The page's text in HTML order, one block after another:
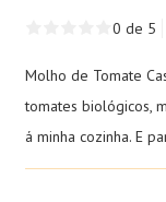
0 de 5
Molho de Tomate
tomates biológicos,
á minha cozinha. E